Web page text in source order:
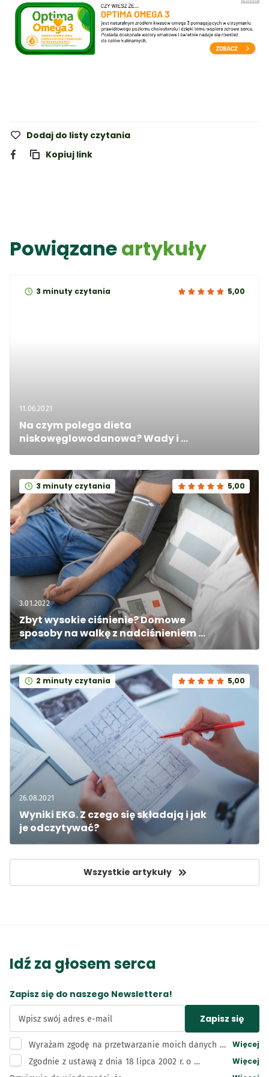
Dodaj do listy czytania
Kopiuj link
Powiązaneartykuły
11.06.2021
Na czym polega dieta
niskowęglowodanowa? Wady i
zalety
3 minuty czytania 5,00
3.01.2022
Zbyt wysokie ciśnienie? Domowe
sposoby na walkę z nadciśnieniem
tętniczym
3 minuty czytania 5,00
26.08.2021
Wyniki EKG. Z czego się składają i jak
je odczytywać?
2 minuty czytania 5,00
Wszystkie artykuły
Idź za głosem serca
Zapisz się do naszego Newslettera!
Wpisz swój adres e-mail Zapisz się
Wyrażam zgodę na przetwarzanie moich danych
osobowych, tj. adresu e-mail, przez administratora
Więcej
Zgodnie z ustawą z dnia 18 lipca 2002 r. o
świadczeniu usług drogą elektroniczną wyrażam
Więcej